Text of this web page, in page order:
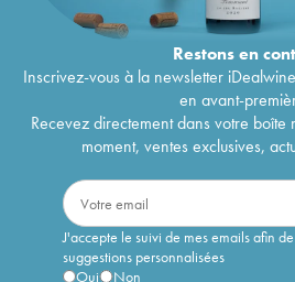
Restons en
Inscrivez-vous à la newsletter
en avant-
Recevez directement dans votre boîte
moment, ventes exclusives,
J'accepte le suivi de mes emails afin
suggestions personnalisées
Oui
Non